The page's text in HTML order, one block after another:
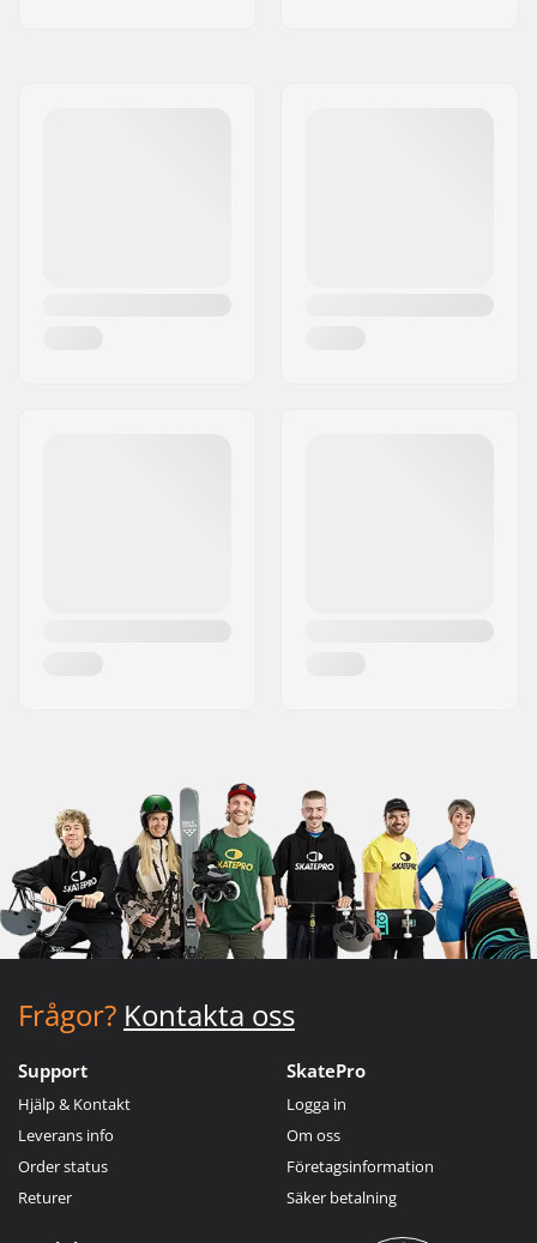
Frågor? Kontakta oss
Support
Hjälp & Kontakt
Leverans info
Order status
Returer
SkatePro
Logga in
Om oss
Företagsinformation
Säker betalning